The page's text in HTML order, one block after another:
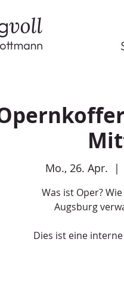
Mo., 26. Apr.
  |
Was ist Oper?
Augsburg
Dies ist eine